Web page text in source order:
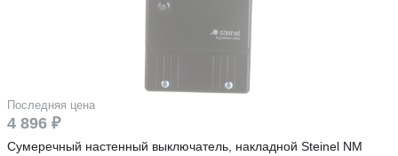
Последняя цена
4 896 ₽
Сумеречный настенный выключатель, накладной Steinel NM